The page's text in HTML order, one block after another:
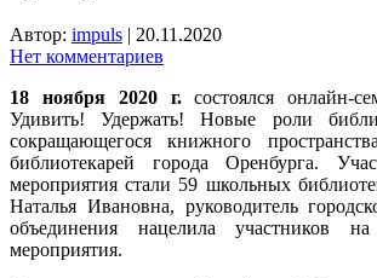
Автор: impuls | 20.11.2020
Нет комментариев
18 ноября 2020 г.состоялся онлайн-
Удивить! Удержать! Новые роли
сокращающегося книжного
библиотекарей города Оренбурга.
мероприятия стали 59 школьных
Наталья Ивановна, руководитель
объединения нацелила участников
мероприятия.